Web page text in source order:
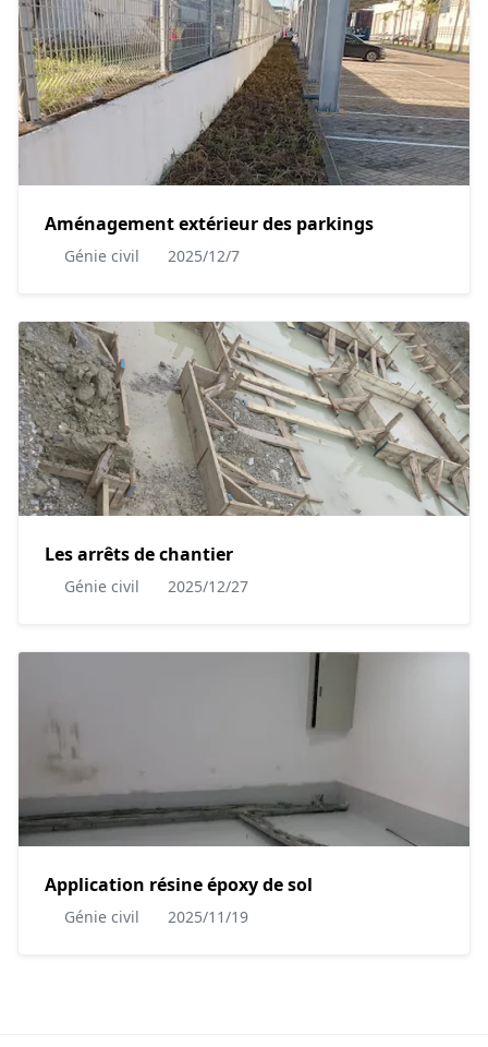
Aménagement extérieur des parkings
Génie civil 2025/12/7
Les arrêts de chantier
Génie civil 2025/12/27
Application résine époxy de sol
Génie civil 2025/11/19